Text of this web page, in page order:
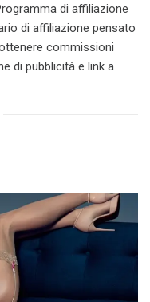
di affiliazione
di affiliazione pensato
commissioni
di pubblicità e link a